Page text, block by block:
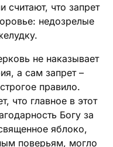
считают, что запрет
недозрелые
не наказывает
а сам запрет –
правило.
что главное в этот
Богу за
яблоко,
поверьям, могло